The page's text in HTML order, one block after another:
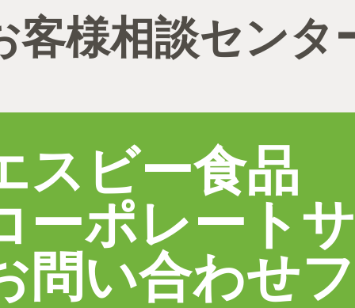
客様相談センタ
スビー食品
ーポレート
問い合わせ